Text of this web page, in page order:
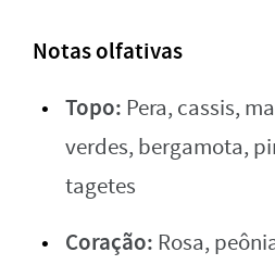
Notas olfativas
Topo: Pera, cassis,
verdes, bergamota,
tagetes
Coração: Rosa,